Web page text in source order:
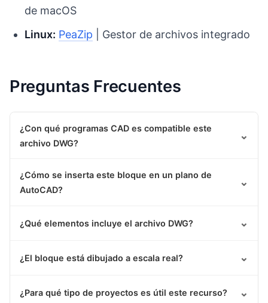
de macOS
Linux: PeaZip | Gestor de archivos integrado
Preguntas Frecuentes
¿Con qué programas CAD es compatible este
archivo DWG?
⌄
¿Cómo se inserta este bloque en un plano de
AutoCAD?
⌄
¿Qué elementos incluye el archivo DWG? ⌄
¿El bloque está dibujado a escala real? ⌄
¿Para qué tipo de proyectos es útil este recurso? ⌄